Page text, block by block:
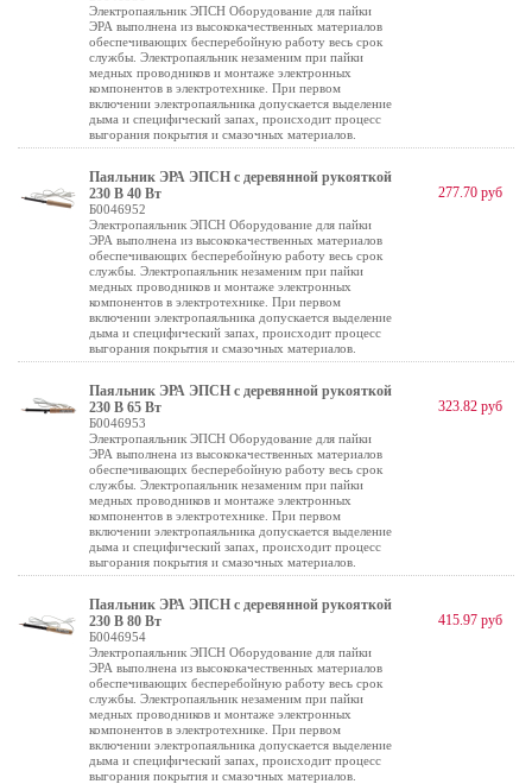
Электропаяльник ЭПСН Оборудование для пайки
ЭРА выполнена из высококачественных материалов
обеспечивающих бесперебойную работу весь срок
службы. Электропаяльник незаменим при пайки
медных проводников и монтаже электронных
компонентов в электротехнике. При первом
включении электропаяльника допускается выделение
дыма и специфический запах, происходит процесс
выгорания покрытия и смазочных материалов.
Паяльник ЭРА ЭПСН с деревянной рукояткой
230 В 40 Вт
Б0046952
Электропаяльник ЭПСН Оборудование для пайки
ЭРА выполнена из высококачественных материалов
обеспечивающих бесперебойную работу весь срок
службы. Электропаяльник незаменим при пайки
медных проводников и монтаже электронных
компонентов в электротехнике. При первом
включении электропаяльника допускается выделение
дыма и специфический запах, происходит процесс
выгорания покрытия и смазочных материалов.
277.70 руб
Паяльник ЭРА ЭПСН с деревянной рукояткой
230 В 65 Вт
Б0046953
Электропаяльник ЭПСН Оборудование для пайки
ЭРА выполнена из высококачественных материалов
обеспечивающих бесперебойную работу весь срок
службы. Электропаяльник незаменим при пайки
медных проводников и монтаже электронных
компонентов в электротехнике. При первом
включении электропаяльника допускается выделение
дыма и специфический запах, происходит процесс
выгорания покрытия и смазочных материалов.
323.82 руб
Паяльник ЭРА ЭПСН с деревянной рукояткой
230 В 80 Вт
Б0046954
Электропаяльник ЭПСН Оборудование для пайки
ЭРА выполнена из высококачественных материалов
обеспечивающих бесперебойную работу весь срок
службы. Электропаяльник незаменим при пайки
медных проводников и монтаже электронных
компонентов в электротехнике. При первом
включении электропаяльника допускается выделение
дыма и специфический запах, происходит процесс
выгорания покрытия и смазочных материалов.
415.97 руб